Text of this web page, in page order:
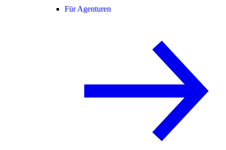
Für Agenturen